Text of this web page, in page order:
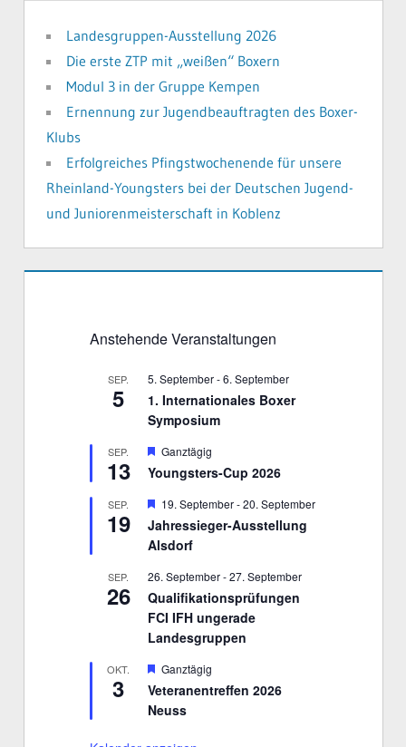
Landesgruppen-Ausstellung 2026
Die erste ZTP mit „weißen“ Boxern
Modul 3 in der Gruppe Kempen
Ernennung zur Jugendbeauftragten des Boxer-
Klubs
Erfolgreiches Pfingstwochenende für unsere
Rheinland-Youngsters bei der Deutschen Jugend-
und Juniorenmeisterschaft in Koblenz
Anstehende Veranstaltungen
SEP.
5
5. September-6. September
1. Internationales Boxer
Symposium
SEP.
13
H
r
o
r
e
o
b
e
n
Ganztägig
Youngsters-Cup 2026
SEP.
19
H
e
r
v
e
h
o
b
e
n
19. September-20. September
Jahressieger-Ausstellung
Alsdorf
SEP.
26
26. September-27. September
Qualifikationsprüfungen
FCI IFH ungerade
Landesgruppen
OKT.
3
H
r
v
Ganztägig
Veteranentreffen 2026
Neuss